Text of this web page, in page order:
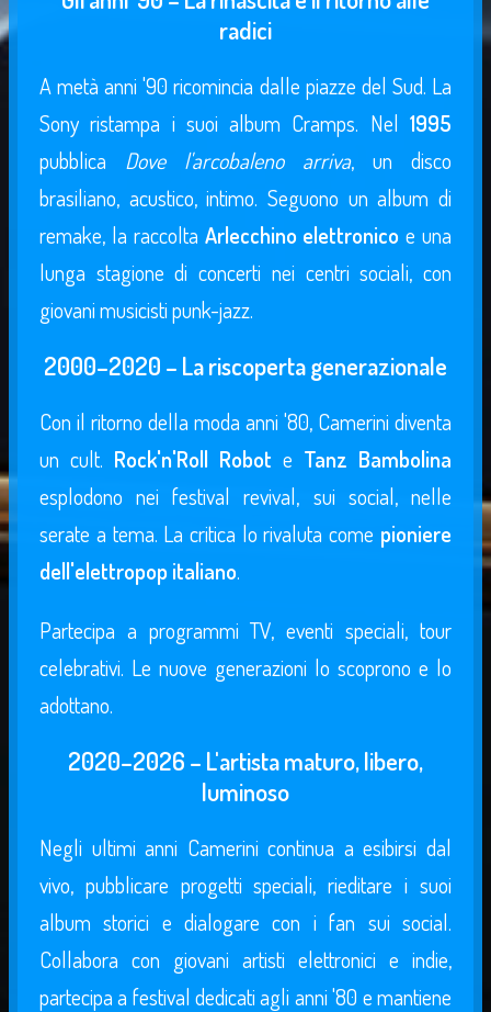
radici
A metà anni '90 ricomincia dalle piazze del Sud. La
Sony ristampa i suoi album Cramps. Nel 1995
pubblica Dove l'arcobaleno arriva, un disco
brasiliano, acustico, intimo. Seguono un album di
remake, la raccolta Arlecchino elettronico e una
lunga stagione di concerti nei centri sociali, con
giovani musicisti punk-jazz.
2000–2020 – La riscoperta generazionale
Con il ritorno della moda anni '80, Camerini diventa
un cult. Rock'n'Roll Robot e Tanz Bambolina
esplodono nei festival revival, sui social, nelle
serate a tema. La critica lo rivaluta come pioniere
dell'elettropop italiano.
Partecipa a programmi TV, eventi speciali, tour
celebrativi. Le nuove generazioni lo scoprono e lo
adottano.
2020–2026 – L'artista maturo, libero,
luminoso
Negli ultimi anni Camerini continua a esibirsi dal
vivo, pubblicare progetti speciali, rieditare i suoi
album storici e dialogare con i fan sui social.
Collabora con giovani artisti elettronici e indie,
partecipa a festival dedicati agli anni '80 e mantiene